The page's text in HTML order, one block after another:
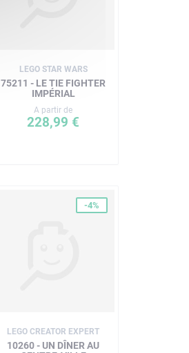
LEGO STAR WARS
75211 - LE TIE FIGHTER
IMPÉRIAL
A partir de
228,99 €
-4%
LEGO CREATOR EXPERT
10260 - UN DÎNER AU